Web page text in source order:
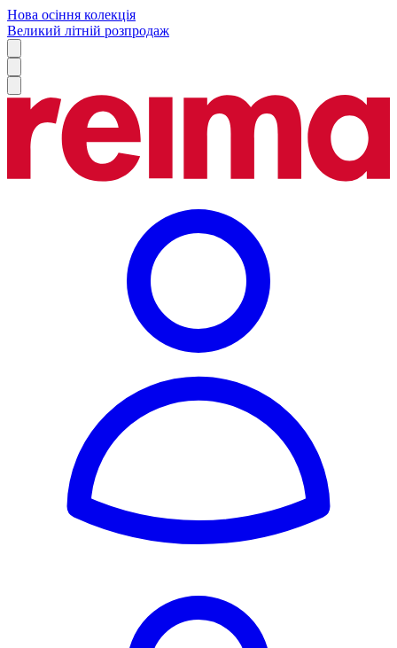
Нова осіння колекція
Великий літній розпродаж